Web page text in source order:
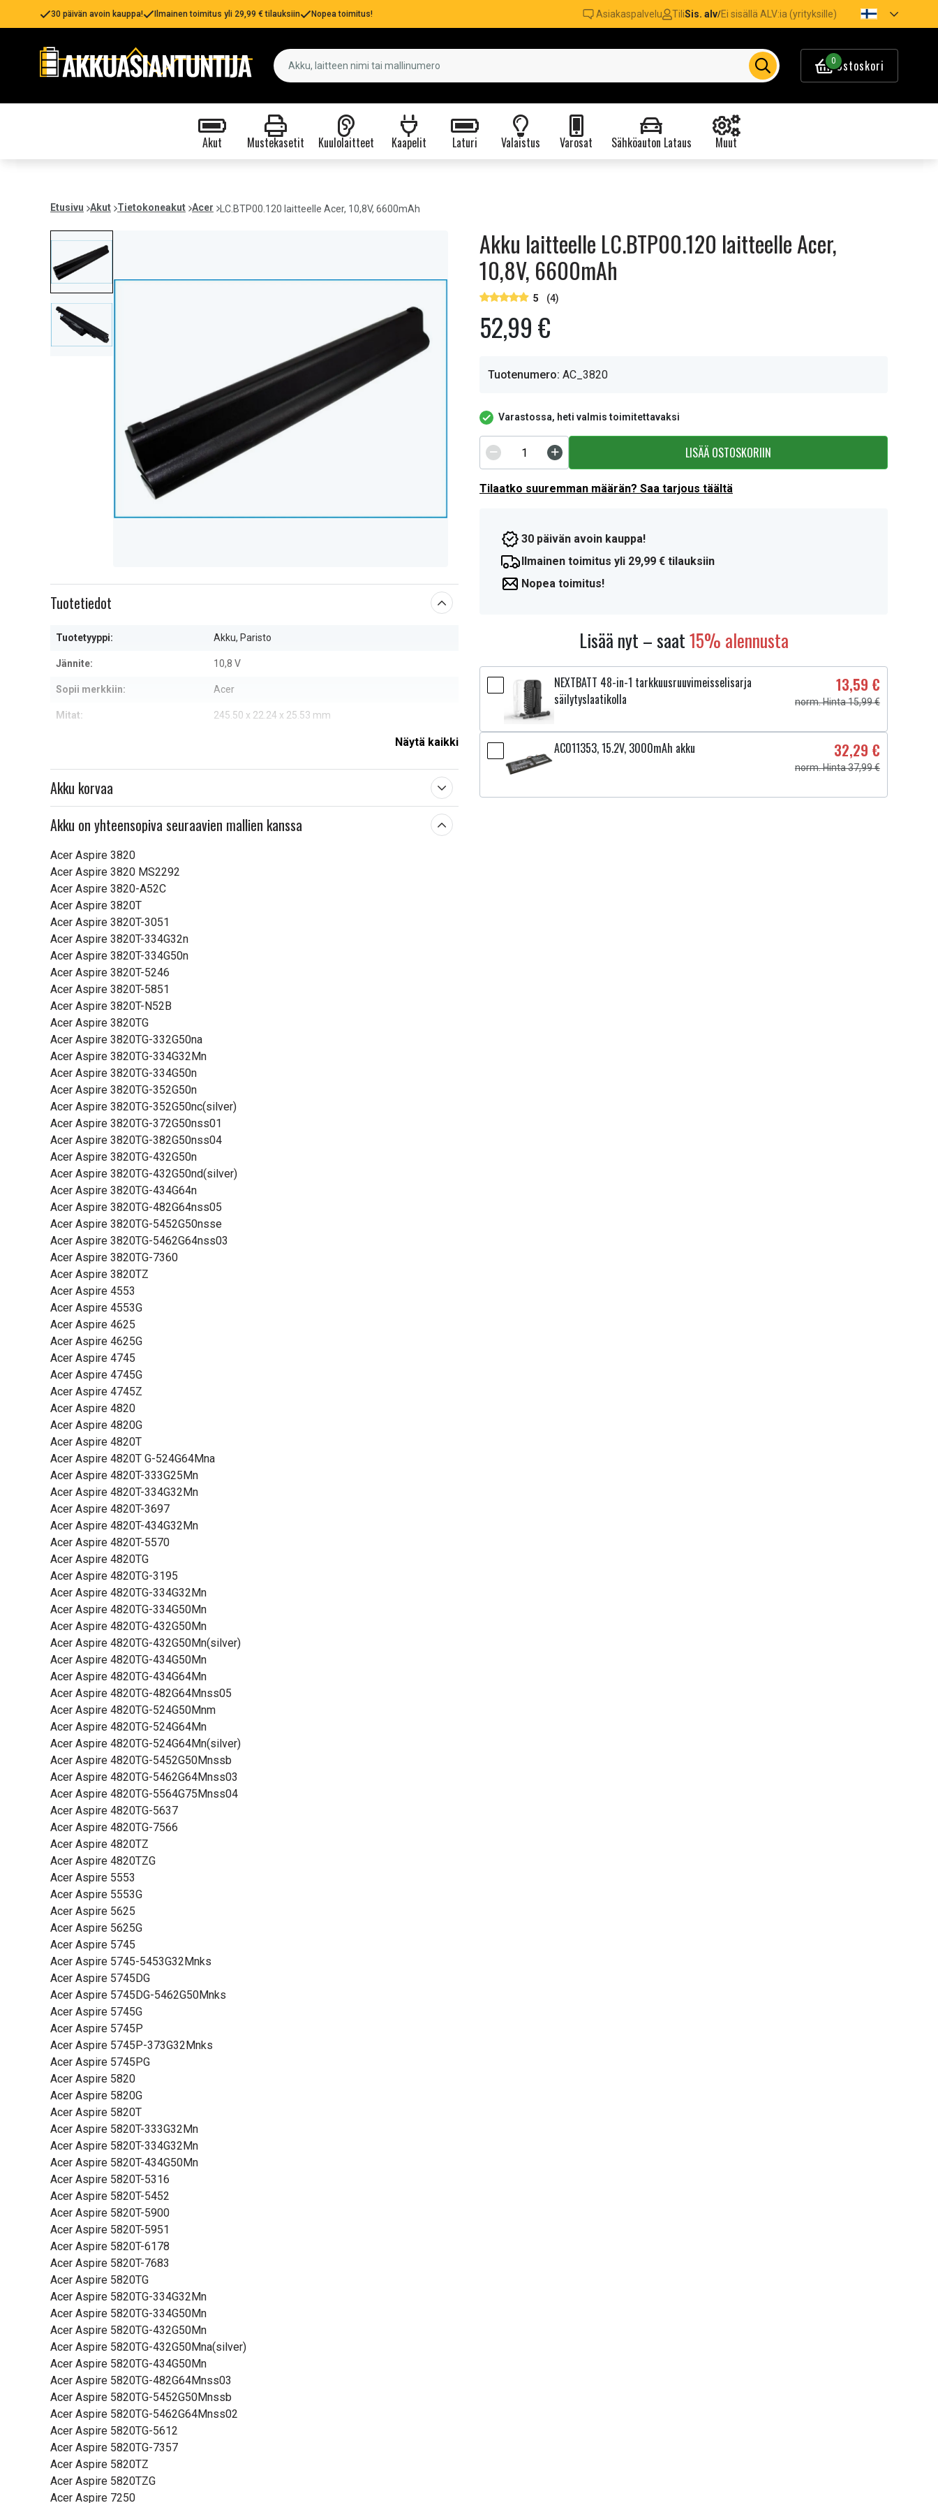
30 päivän avoin kauppa! Ilmainen toimitus yli 29,99 € tilauksiin Nopea toimitus! Asiakaspalvelu TiliSis. alv/Ei sisällä ALV:ia (yrityksille)
0Ostoskori
Akut Mustekasetit Kuulolaitteet Kaapelit Laturi Valaistus Varosat Sähköauton Lataus Muut
Etusivu Akut Tietokoneakut Acer LC.BTP00.120 laitteelle Acer, 10,8V, 6600mAh
Tuotetiedot
Tuotetyyppi: Akku, Paristo
Jännite: 10,8 V
Sopii merkkiin: Acer
Mitat: 245.50 x 22.24 x 25.53 mm
Näytä kaikki
Akku korvaa
Akku on yhteensopiva seuraavien mallien kanssa
Acer Aspire 3820
Acer Aspire 3820 MS2292
Acer Aspire 3820-A52C
Acer Aspire 3820T
Acer Aspire 3820T-3051
Acer Aspire 3820T-334G32n
Acer Aspire 3820T-334G50n
Acer Aspire 3820T-5246
Acer Aspire 3820T-5851
Acer Aspire 3820T-N52B
Acer Aspire 3820TG
Acer Aspire 3820TG-332G50na
Acer Aspire 3820TG-334G32Mn
Acer Aspire 3820TG-334G50n
Acer Aspire 3820TG-352G50n
Acer Aspire 3820TG-352G50nc(silver)
Acer Aspire 3820TG-372G50nss01
Acer Aspire 3820TG-382G50nss04
Acer Aspire 3820TG-432G50n
Acer Aspire 3820TG-432G50nd(silver)
Acer Aspire 3820TG-434G64n
Acer Aspire 3820TG-482G64nss05
Acer Aspire 3820TG-5452G50nsse
Acer Aspire 3820TG-5462G64nss03
Acer Aspire 3820TG-7360
Acer Aspire 3820TZ
Acer Aspire 4553
Acer Aspire 4553G
Acer Aspire 4625
Acer Aspire 4625G
Acer Aspire 4745
Acer Aspire 4745G
Acer Aspire 4745Z
Acer Aspire 4820
Acer Aspire 4820G
Acer Aspire 4820T
Acer Aspire 4820T G-524G64Mna
Acer Aspire 4820T-333G25Mn
Acer Aspire 4820T-334G32Mn
Acer Aspire 4820T-3697
Acer Aspire 4820T-434G32Mn
Acer Aspire 4820T-5570
Acer Aspire 4820TG
Acer Aspire 4820TG-3195
Acer Aspire 4820TG-334G32Mn
Acer Aspire 4820TG-334G50Mn
Acer Aspire 4820TG-432G50Mn
Acer Aspire 4820TG-432G50Mn(silver)
Acer Aspire 4820TG-434G50Mn
Acer Aspire 4820TG-434G64Mn
Acer Aspire 4820TG-482G64Mnss05
Acer Aspire 4820TG-524G50Mnm
Acer Aspire 4820TG-524G64Mn
Acer Aspire 4820TG-524G64Mn(silver)
Acer Aspire 4820TG-5452G50Mnssb
Acer Aspire 4820TG-5462G64Mnss03
Acer Aspire 4820TG-5564G75Mnss04
Acer Aspire 4820TG-5637
Acer Aspire 4820TG-7566
Acer Aspire 4820TZ
Acer Aspire 4820TZG
Acer Aspire 5553
Acer Aspire 5553G
Acer Aspire 5625
Acer Aspire 5625G
Acer Aspire 5745
Acer Aspire 5745-5453G32Mnks
Acer Aspire 5745DG
Acer Aspire 5745DG-5462G50Mnks
Acer Aspire 5745G
Acer Aspire 5745P
Acer Aspire 5745P-373G32Mnks
Acer Aspire 5745PG
Acer Aspire 5820
Acer Aspire 5820G
Acer Aspire 5820T
Acer Aspire 5820T-333G32Mn
Acer Aspire 5820T-334G32Mn
Acer Aspire 5820T-434G50Mn
Acer Aspire 5820T-5316
Acer Aspire 5820T-5452
Acer Aspire 5820T-5900
Acer Aspire 5820T-5951
Acer Aspire 5820T-6178
Acer Aspire 5820T-7683
Acer Aspire 5820TG
Acer Aspire 5820TG-334G32Mn
Acer Aspire 5820TG-334G50Mn
Acer Aspire 5820TG-432G50Mn
Acer Aspire 5820TG-432G50Mna(silver)
Acer Aspire 5820TG-434G50Mn
Acer Aspire 5820TG-482G64Mnss03
Acer Aspire 5820TG-5452G50Mnssb
Acer Aspire 5820TG-5462G64Mnss02
Acer Aspire 5820TG-5612
Acer Aspire 5820TG-7357
Acer Aspire 5820TZ
Acer Aspire 5820TZG
Acer Aspire 7250
Akku laitteelle LC.BTP00.120 laitteelle Acer,
10,8V, 6600mAh
5 (4)
52,99 €
Tuotenumero: AC_3820
Varastossa, heti valmis toimitettavaksi
LISÄÄ OSTOSKORIIN
Tilaatko suuremman määrän? Saa tarjous täältä
30 päivän avoin kauppa!
Ilmainen toimitus yli 29,99 € tilauksiin
Nopea toimitus!
Lisää nyt – saat15% alennusta
NEXTBATT 48-in-1 tarkkuusruuvimeisselisarja
säilytyslaatikolla
13,59 €
norm. Hinta 15,99 €
AC011353, 15.2V, 3000mAh akku 32,29 €
norm. Hinta 37,99 €